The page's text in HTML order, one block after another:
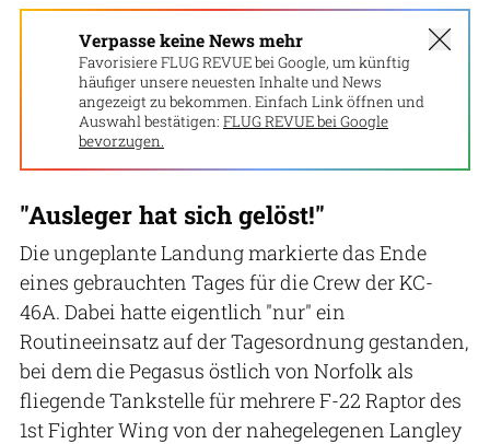
Verpasse keine News mehr
Favorisiere FLUG REVUE bei Google, um künftig
häufiger unsere neuesten Inhalte und News
angezeigt zu bekommen. Einfach Link öffnen und
Auswahl bestätigen: FLUG REVUE bei Google
bevorzugen.
"Ausleger hat sich gelöst!"
Die ungeplante Landung markierte das Ende
eines gebrauchten Tages für die Crew der KC-
46A. Dabei hatte eigentlich "nur" ein
Routineeinsatz auf der Tagesordnung gestanden,
bei dem die Pegasus östlich von Norfolk als
fliegende Tankstelle für mehrere F-22 Raptor des
1st Fighter Wing von der nahegelegenen Langley